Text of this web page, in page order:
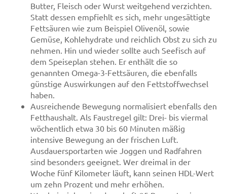
Butter, Fleisch oder Wurst weitgehend verzichten.
Statt dessen empfiehlt es sich, mehr ungesättigte
Fettsäuren wie zum Beispiel Olivenöl, sowie
Gemüse, Kohlehydrate und reichlich Obst zu sich zu
nehmen. Hin und wieder sollte auch Seefisch auf
dem Speiseplan stehen. Er enthält die so
genannten Omega-3-Fettsäuren, die ebenfalls
günstige Auswirkungen auf den Fettstoffwechsel
haben.
Ausreichende Bewegung normalisiert ebenfalls den
Fetthaushalt. Als Faustregel gilt: Drei- bis viermal
wöchentlich etwa 30 bis 60 Minuten mäßig
intensive Bewegung an der frischen Luft.
Ausdauersportarten wie Joggen und Radfahren
sind besonders geeignet. Wer dreimal in der
Woche fünf Kilometer läuft, kann seinen HDL-Wert
um zehn Prozent und mehr erhöhen.